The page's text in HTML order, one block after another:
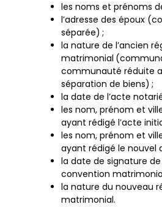
les noms et prénoms
l’adresse des époux
séparée) ;
la nature de l’ancien
matrimonial
communauté réduite
séparation de biens) ;
la date de l’acte
les nom, prénom et
ayant rédigé l’acte
les nom, prénom et
ayant rédigé le nouvel
la date de signature
convention
la nature du nouveau
matrimonial.